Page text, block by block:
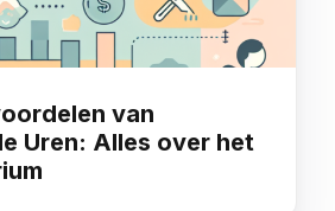
van
Uren: Alles over het